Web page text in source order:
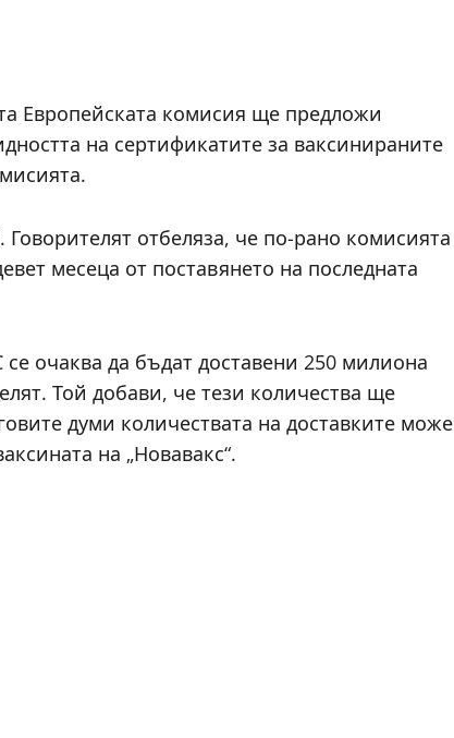
Европейската комисия ще предложи
на сертификатите за ваксинираните
отбеляза, че по-рано комисията
месеца от поставянето на последната
очаква да бъдат доставени 250 милиона
Той добави, че тези количества ще
думи количествата на доставките може
на „Новавакс“.